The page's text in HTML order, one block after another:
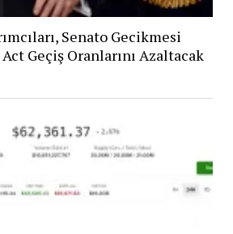
Senato Gecikmesi
Geçiş Oranlarını Azaltacak